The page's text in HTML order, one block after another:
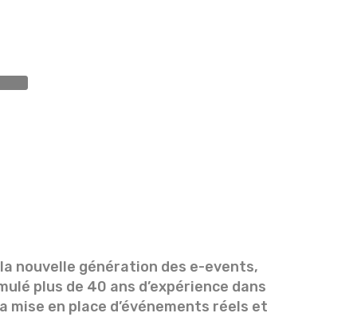
nouvelle génération des e-events,
plus de 40 ans d’expérience dans
mise en place d’événements réels et